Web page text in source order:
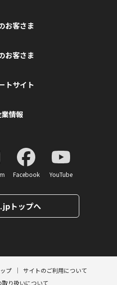
お客さま
お客さま
トサイト
情報
Facebook YouTube
トップへ
プ
サイトのご利用について
り扱いについて